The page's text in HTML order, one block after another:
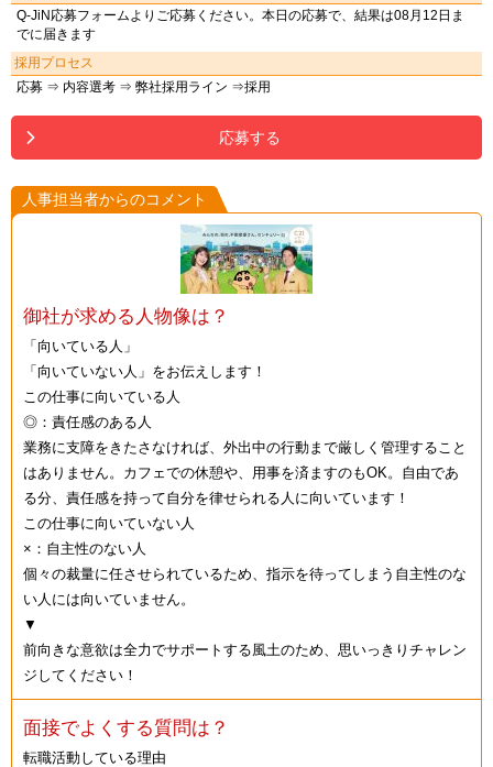
Q-JiN応募フォームよりご応募ください。本日の応募で、結果は08月12日ま
でに届きます
採用プロセス
応募 ⇒ 内容選考 ⇒ 弊社採用ライン ⇒採用
応募する
人事担当者からのコメント
御社が求める人物像は？
「向いている人」
「向いていない人」をお伝えします！
この仕事に向いている人
◎：責任感のある人
業務に支障をきたさなければ、外出中の行動まで厳しく管理すること
はありません。カフェでの休憩や、用事を済ますのもOK。自由であ
る分、責任感を持って自分を律せられる人に向いています！
この仕事に向いていない人
×：自主性のない人
個々の裁量に任させられているため、指示を待ってしまう自主性のな
い人には向いていません。
▼
前向きな意欲は全力でサポートする風土のため、思いっきりチャレン
ジしてください！
面接でよくする質問は？
転職活動している理由